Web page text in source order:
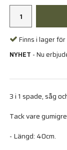
Finns i lager
NYHET - Nu
3 i 1 spade, såg
Tack vare
- Längd: 40cm.